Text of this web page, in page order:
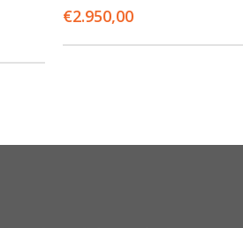
€2.950,00